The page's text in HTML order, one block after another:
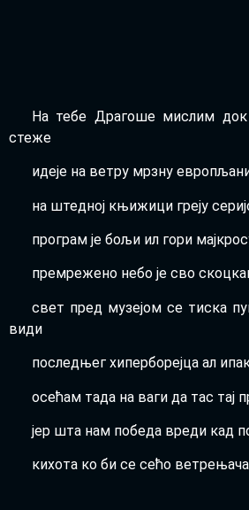
На тебе Дра­го­ше мислим док
сте­же
иде­је на ветру мрзну
на штед­ној књи­жи­ци гре­ју
про­грам је бољи ил гори
пре­мре­же­но небо је сво
свет пред музе­јом се тиска
види
послед­њег хипер­бо­реј­ца ал
осе­ћам тада на ваги да тас тај
јер шта нам побе­да вре­ди кад
кихо­та ко би се сећо